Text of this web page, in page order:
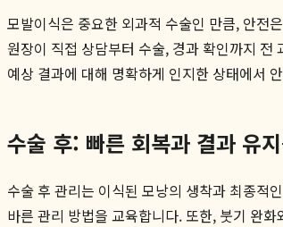
모발이식은 중요한 외과적 수술인 만큼, 안전
원장이 직접 상담부터 수술, 경과 확인까지
예상 결과에 대해 명확하게 인지한 상태에서
수술 후: 빠른 회복과 결과 유
수술 후 관리는 이식된 모낭의 생착과 최종적인
바른 관리 방법을 교육합니다. 또한, 붓기 완